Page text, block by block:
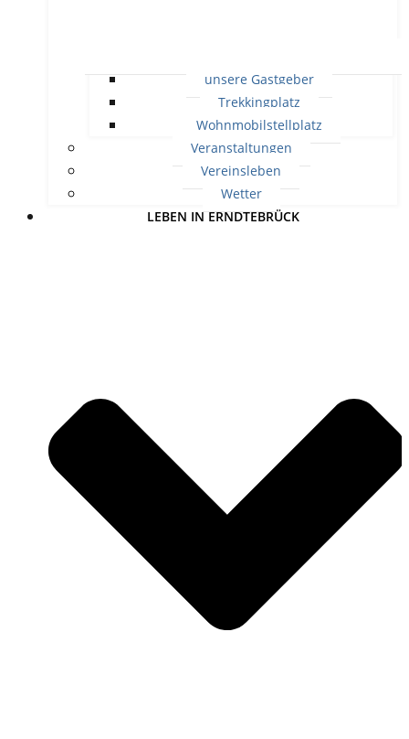
unsere Gastgeber
Trekkingplatz
Wohnmobilstellplatz
Veranstaltungen
Vereinsleben
Wetter
LEBEN IN ERNDTEBRÜCK